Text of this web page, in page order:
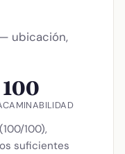
ubicación,
100
CAMINABILIDAD
100),
suficientes